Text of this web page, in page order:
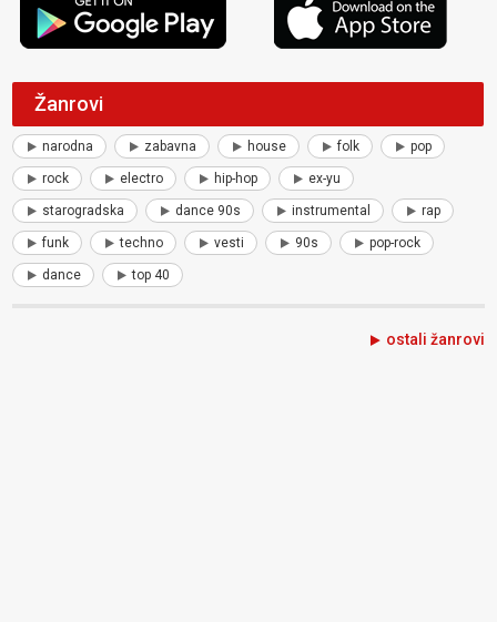
Žanrovi
narodna zabavna house folk pop
rock electro hip-hop ex-yu
starogradska dance 90s instrumental rap
funk techno vesti 90s pop-rock
dance top 40
ostali žanrovi